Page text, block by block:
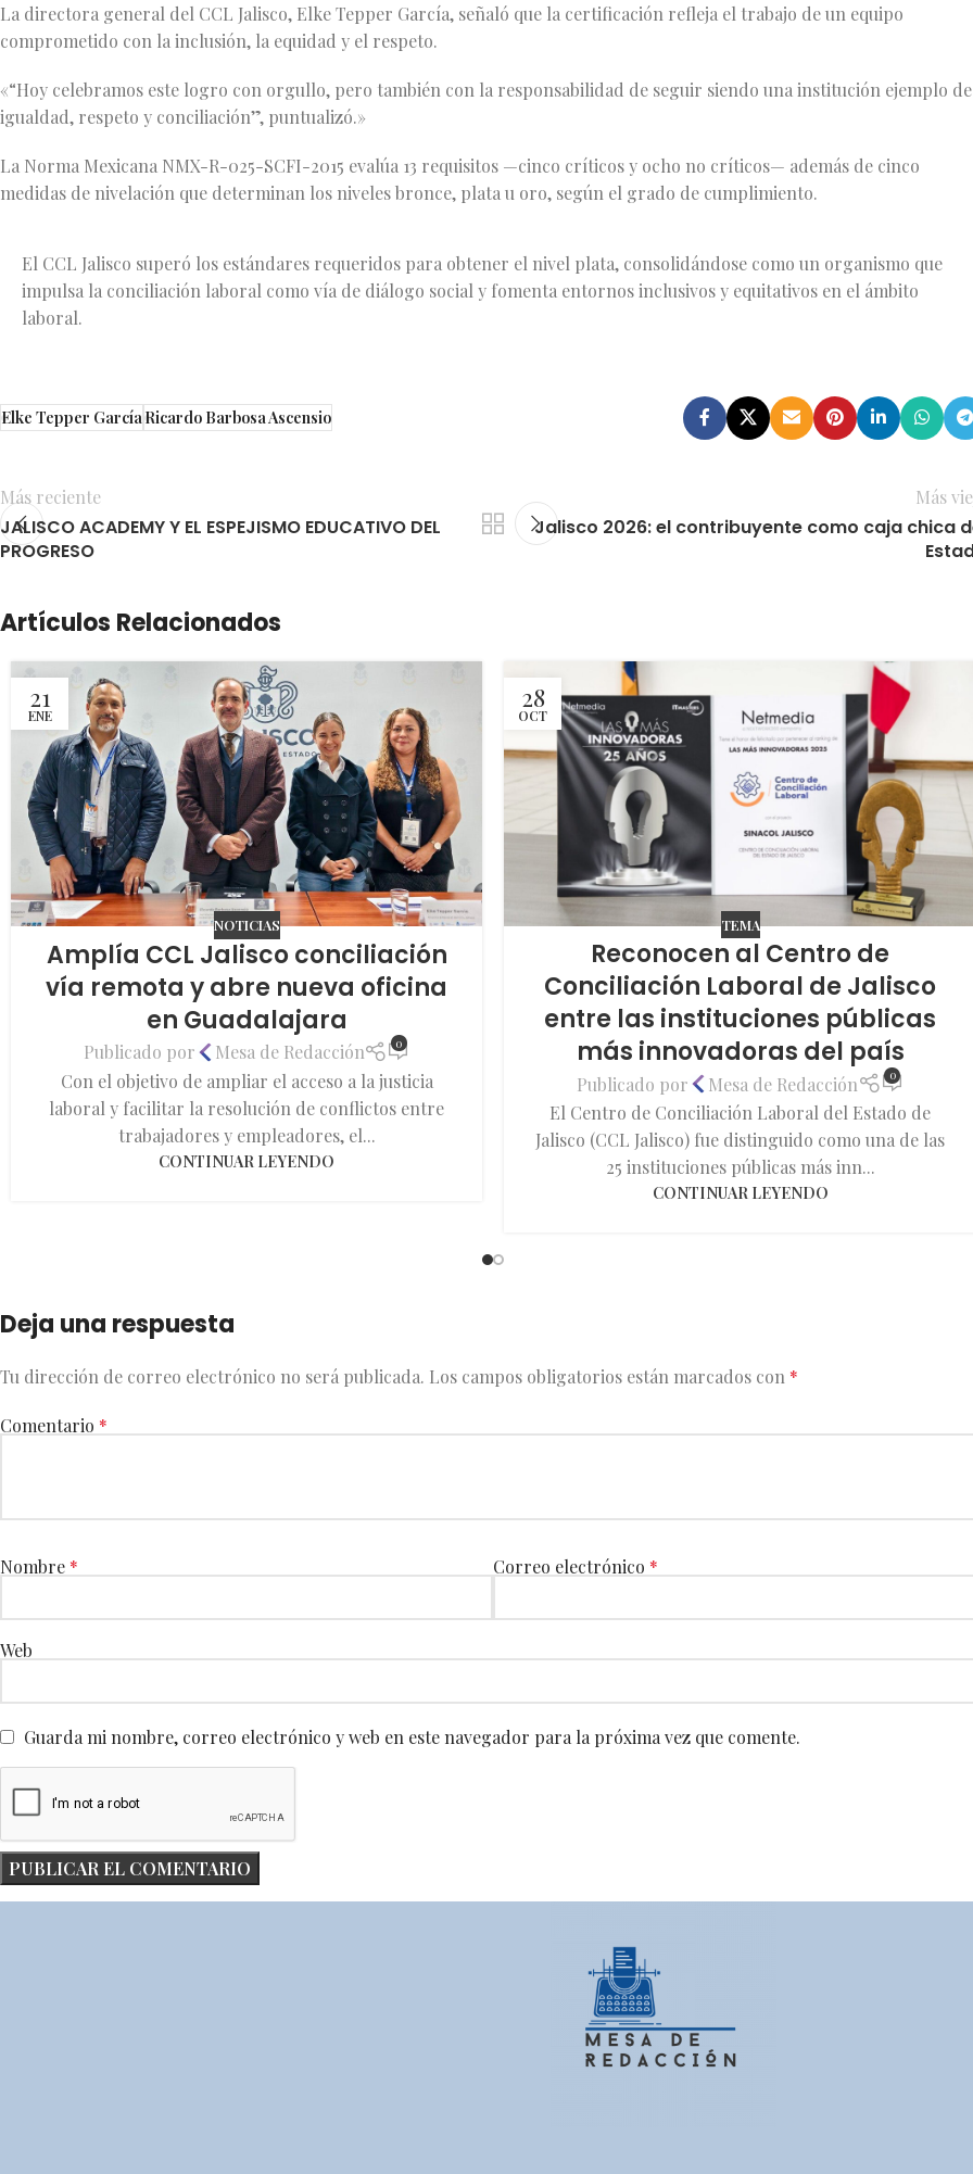
La directora general del CCL Jalisco, Elke Tepper García, señaló que la certificación refleja el trabajo de un equipo
comprometido con la inclusión, la equidad y el respeto.
«“Hoy celebramos este logro con orgullo, pero también con la responsabilidad de seguir siendo una institución ejemplo de
igualdad, respeto y conciliación”, puntualizó.»
La Norma Mexicana NMX-R-025-SCFI-2015 evalúa 13 requisitos —cinco críticos y ocho no críticos— además de cinco
medidas de nivelación que determinan los niveles bronce, plata u oro, según el grado de cumplimiento.
El CCL Jalisco superó los estándares requeridos para obtener el nivel plata, consolidándose como un organismo que
impulsa la conciliación laboral como vía de diálogo social y fomenta entornos inclusivos y equitativos en el ámbito
laboral.
Elke Tepper GarcíaRicardo Barbosa Ascensio
Más reciente
JALISCO ACADEMY Y EL ESPEJISMO EDUCATIVO DEL
PROGRESO
Más
Jalisco 2026: el contribuyente como caja chica
Artículos Relacionados
21
ENE
NOTICIAS
Amplía CCL Jalisco conciliación
vía remota y abre nueva oficina
en Guadalajara
Publicado por Mesa de Redacción 0
Con el objetivo de ampliar el acceso a la justicia
laboral y facilitar la resolución de conflictos entre
trabajadores y empleadores, el...
CONTINUAR LEYENDO
28
OCT
TEMA
Reconocen al Centro de
Conciliación Laboral de Jalisco
entre las instituciones públicas
más innovadoras del país
Publicado por Mesa de Redacción 0
El Centro de Conciliación Laboral del Estado de
Jalisco (CCL Jalisco) fue distinguido como una de las
25 instituciones públicas más inn...
CONTINUAR LEYENDO
Deja una respuesta
Tu dirección de correo electrónico no será publicada. Los campos obligatorios están marcados con *
Comentario *
Nombre * Correo electrónico *
Web
Guarda mi nombre, correo electrónico y web en este navegador para la próxima vez que comente.